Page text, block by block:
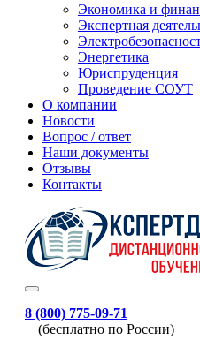
Экономика и
Экспертная
Энергетика
Юриспруденция
Проведение СОУТ
О компании
Новости
Вопрос / ответ
Наши документы
Отзывы
Контакты
8 (800) 775-09-71
(бесплатно по России)